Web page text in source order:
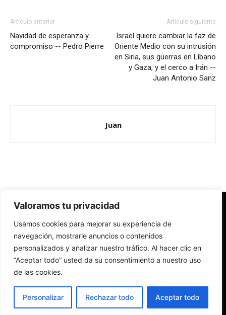
Valoramos tu privacidad
Usamos cookies para mejorar su experiencia de
navegación, mostrarle anuncios o contenidos
personalizados y analizar nuestro tráfico. Al hacer clic en
“Aceptar todo” usted da su consentimiento a nuestro uso
de las cookies.
Personalizar Rechazar todo Aceptar todo
Artículo anterior
Navidad de esperanza y
compromiso -- Pedro Pierre
Artículo siguiente
Israel quiere cambiar la faz de
Oriente Medio con su intrusión
en Siria, sus guerras en Líbano
y Gaza, y el cerco a Irán --
Juan Antonio Sanz
Juan
Redes Cristianas
Una mirada alternativa sobre la Iglesia católica y la sociedad
- Colectivos de Redes Cristianas